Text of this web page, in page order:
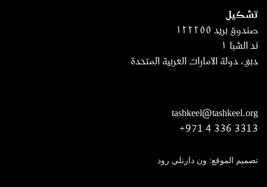
تشكيل
صندوق بريد ١٢٢٢٥٥
ند الشبا ١
دبي، دولة الامارات العربية المتحدة
tashkeel@tashkeel.org
+971 4 336 3313
تصميم الموقع: ون دارنلي رود